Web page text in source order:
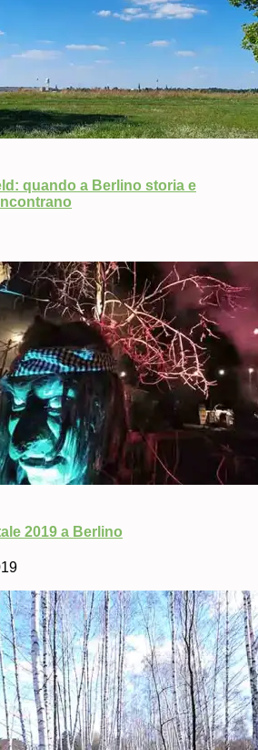
quando a Berlino storia e
2019 a Berlino